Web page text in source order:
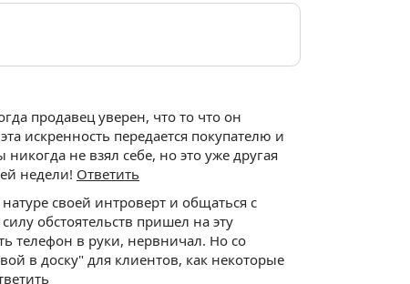
продавец уверен, что то что он
искренность передается покупателю и
не взял себе, но это уже другая
недели! Ответить
своей интроверт и общаться с
обстоятельств пришел на эту
телефон в руки, нервничал. Но со
в доску" для клиентов, как некоторые